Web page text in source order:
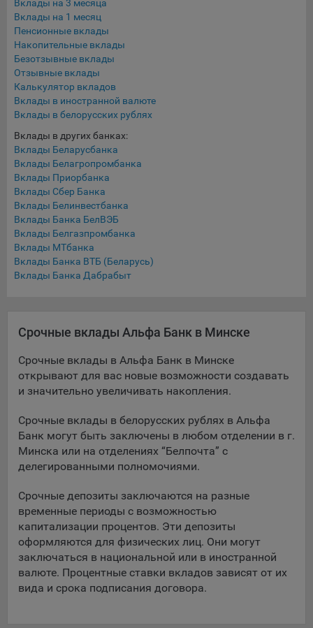
составить представление о тенденциях использования
сайта в целом. Общество использует информацию для
анализа трафика на сайтах.
9.5. Файлы cookie, применяемые для определения целевой
аудитории и в рекламных целях, например Яндекс.Метрика,
Google Analytics.
Технические/Функциональные, хранятся не более года;
Необходимые для функционирования веб-аналитических
платформ «Google Analytics», «Яндекс.Метрика»
(статистические), установлены на сервере Общества и не
передаются третьим лицам, часть из которых хранятся во
время пользования сайтом;
Остальные - не более года.
Отключение аналитических файлов cookie не позволяет
определять предпочтения пользователей сайта, в том числе
наиболее и наименее популярные страницы и принимать
При этом, некоторые браузеры позволяют посещать
хранимый на компьютере объем информации и
автоматически удалять сессионные файлы cookie. Кроме
того, субъект персональных данных может удалить ранее
опцию в истории браузера.
Подробнее о параметрах управления можно ознакомиться,
перейдя по внешним ссылкам, ведущим на
Firefox
Chrome
Safari
Microsoft Edge
Вклады на 3 месяца
Вклады на 1 месяц
Пенсионные вклады
Накопительные вклады
Безотзывные вклады
Отзывные вклады
Калькулятор вкладов
Вклады в иностранной валюте
Вклады в белорусских рублях
Вклады в других банках:
Вклады Беларусбанка
Вклады Белагропромбанка
Вклады Приорбанка
Вклады Сбер Банка
Вклады Белинвестбанка
Вклады Банка БелВЭБ
Вклады Белгазпромбанка
Вклады МТбанка
Вклады Банка ВТБ (Беларусь)
Вклады Банка Дабрабыт
Срочные вклады Альфа Банк в Минске
Срочные вклады в Альфа Банк в Минске
открывают для вас новые возможности создавать
и значительно увеличивать накопления.
Срочные вклады в белорусских рублях в Альфа
Банк могут быть заключены в любом отделении в г.
Минска или на отделениях “Белпочта” с
делегированными полномочиями.
Срочные депозиты заключаются на разные
временные периоды с возможностью
капитализации процентов. Эти депозиты
оформляются для физических лиц. Они могут
заключаться в национальной или в иностранной
валюте. Процентные ставки вкладов зависят от их
вида и срока подписания договора.